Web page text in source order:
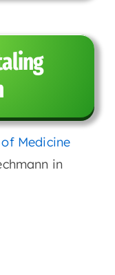
Medicine
in